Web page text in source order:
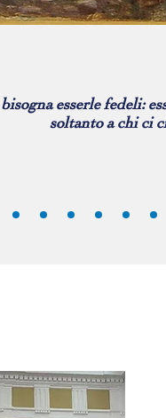
esserle fedeli:
soltanto a chi ci